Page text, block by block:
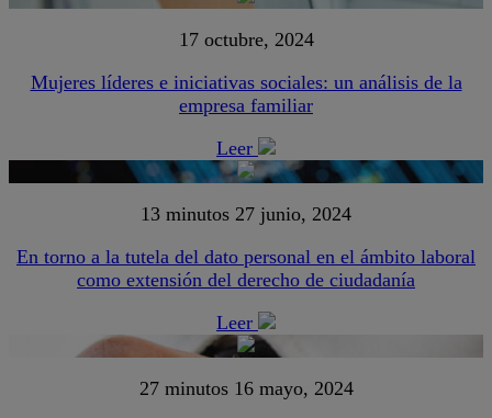
17 octubre, 2024
Mujeres líderes e iniciativas sociales: un análisis de la
empresa familiar
Leer
13 minutos 27 junio, 2024
En torno a la tutela del dato personal en el ámbito laboral
como extensión del derecho de ciudadanía
Leer
27 minutos 16 mayo, 2024